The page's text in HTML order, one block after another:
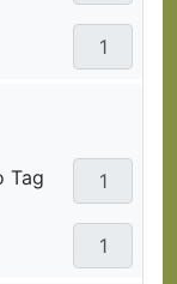
Tag